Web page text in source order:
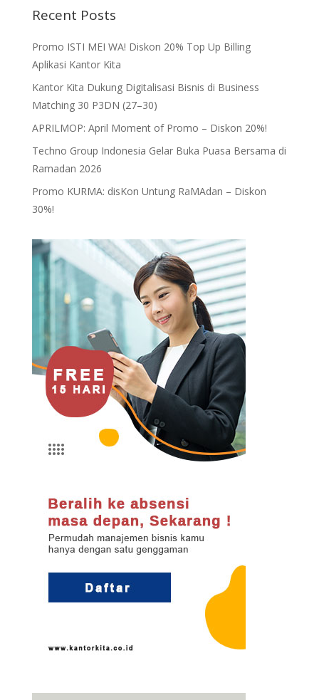
Recent Posts
Promo ISTI MEI WA! Diskon 20% Top Up Billing
Aplikasi Kantor Kita
Kantor Kita Dukung Digitalisasi Bisnis di Business
Matching 30 P3DN (27–30)
APRILMOP: April Moment of Promo – Diskon 20%!
Techno Group Indonesia Gelar Buka Puasa Bersama di
Ramadan 2026
Promo KURMA: disKon Untung RaMAdan – Diskon
30%!